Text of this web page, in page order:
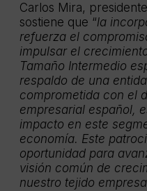
Carlos Mira,
sostiene que “la
refuerza el
impulsar el
Tamaño Intermedio
respaldo de una
comprometida con el
empresarial español,
impacto en este
economía. Este
oportunidad para
visión común de
nuestro tejido